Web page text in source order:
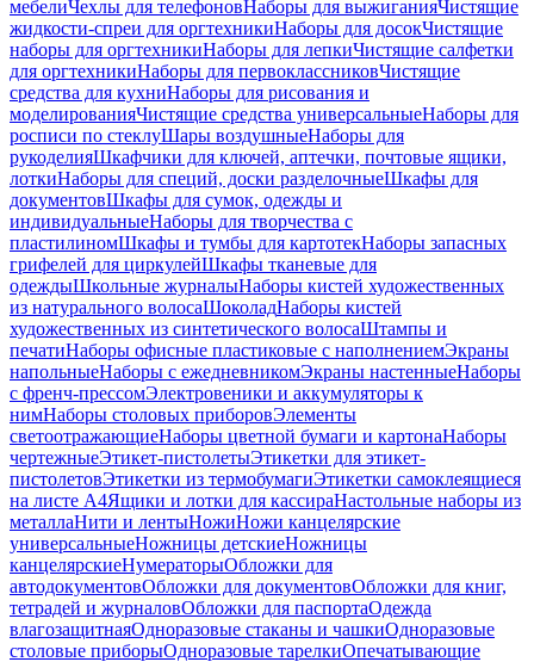
мебелиЧехлы для телефоновНаборы для выжиганияЧистящие
жидкости-спреи для оргтехникиНаборы для досокЧистящие
наборы для оргтехникиНаборы для лепкиЧистящие салфетки
для оргтехникиНаборы для первоклассниковЧистящие
средства для кухниНаборы для рисования и
моделированияЧистящие средства универсальныеНаборы для
росписи по стеклуШары воздушныеНаборы для
рукоделияШкафчики для ключей, аптечки, почтовые ящики,
лоткиНаборы для специй, доски разделочныеШкафы для
документовШкафы для сумок, одежды и
индивидуальныеНаборы для творчества с
пластилиномШкафы и тумбы для картотекНаборы запасных
грифелей для циркулейШкафы тканевые для
одеждыШкольные журналыНаборы кистей художественных
из натурального волосаШоколадНаборы кистей
художественных из синтетического волосаШтампы и
печатиНаборы офисные пластиковые с наполнениемЭкраны
напольныеНаборы с ежедневникомЭкраны настенныеНаборы
с френч-прессомЭлектровеники и аккумуляторы к
нимНаборы столовых приборовЭлементы
светоотражающиеНаборы цветной бумаги и картонаНаборы
чертежныеЭтикет-пистолетыЭтикетки для этикет-
пистолетовЭтикетки из термобумагиЭтикетки самоклеящиеся
на листе А4Ящики и лотки для кассираНастольные наборы из
металлаНити и лентыНожиНожи канцелярские
универсальныеНожницы детскиеНожницы
канцелярскиеНумераторыОбложки для
автодокументовОбложки для документовОбложки для книг,
тетрадей и журналовОбложки для паспортаОдежда
влагозащитнаяОдноразовые стаканы и чашкиОдноразовые
столовые приборыОдноразовые тарелкиОпечатывающие